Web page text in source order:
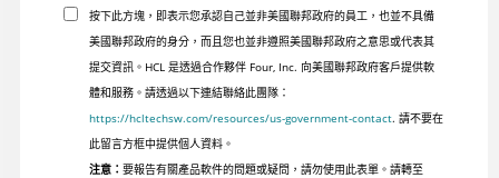
按下此方塊，即表示您承認自己並非美國聯邦政府的員工，也並不具備
美國聯邦政府的身分，而且您也並非遵照美國聯邦政府之意思或代表其
提交資訊。HCL 是透過合作夥伴 Four, Inc. 向美國聯邦政府客戶提供軟
體和服務。請透過以下連結聯絡此團隊：
https://hcltechsw.com/resources/us-government-contact. 請不要在
此留言方框中提供個人資料。
注意： 要報告有關產品軟件的問題或疑問，請勿使用此表單。請轉至